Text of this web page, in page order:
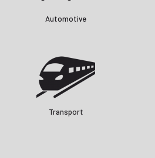
Automotive
Transport